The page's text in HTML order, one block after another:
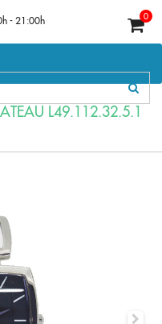
- 21:00h 0
L49.112.32.5.1